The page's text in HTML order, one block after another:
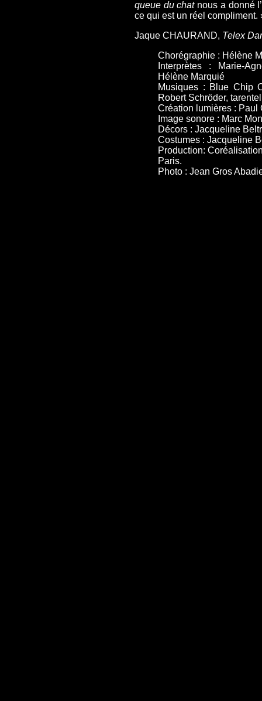
queue du chatnous a donné
ce qui est un réel compliment.
Jaque CHAURAND, Telex
Chorégraphie : Hélène
Interprètes : Marie-
Hélène Marquié
Musiques : Blue Chip
Robert Schröder,
Création lumières : Paul
Image sonore : Marc
Décors : Jacqueline
Costumes : Jacqueline
Production:
Paris.
Photo : Jean Gros